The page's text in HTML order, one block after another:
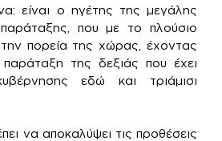
είναι ο ηγέτης της μεγάλης
που με το πλούσιο
πορεία της χώρας, έχοντας
της δεξιάς που έχει
εδώ και τριάμισι
να αποκαλύψει τις προθέσεις